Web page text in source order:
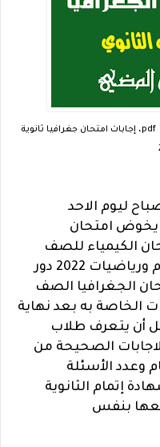
امتحان الجغرافيا للصف الثالث الثانوي 2022 pdf، إجابات امتحان جغرافيا ثانوية
ليوم الاحد
يخوض امتحان
الكيمياء للصف
الثالث الثانوي العام علمى علوم ورياضيات 2022 دور
الجغرافيا الصف
الخاصة به بعد نهاية
أن يتعرف طلاب
الصحيحة من
وعدد الأسئلة
إتمام الثانوية
بنفس